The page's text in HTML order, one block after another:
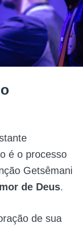
é o processo
Getsêmani
de Deus.
de sua